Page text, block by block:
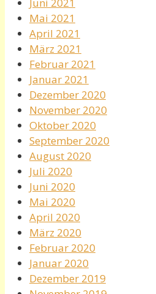
Mai 2021
April 2021
März 2021
Februar 2021
Januar 2021
Dezember 2020
November 2020
Oktober 2020
September 2020
August 2020
Juli 2020
Juni 2020
Mai 2020
April 2020
März 2020
Februar 2020
Januar 2020
Dezember 2019